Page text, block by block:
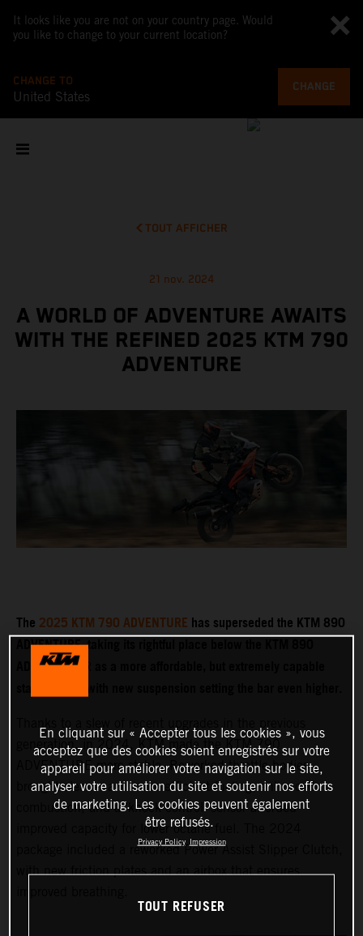
It looks like you are not on your country page. Would
you like to change to your current location?
CHANGE TO
United States
CHANGE
TOUT AFFICHER
21 nov. 2024
A WORLD OF ADVENTURE AWAITS
WITH THE REFINED 2025 KTM 790
ADVENTURE
The2025 KTM 790 ADVENTUREhas superseded the KTM 890
ADVENTURE, taking its rightful place below the KTM 890
ADVENTURE R as a more affordable, but extremely capable
generation, in 2024, KTM made the KTM 790
ADVENTURE more stable. Reworked throttle bodies
brought cleaner and more efficient fueling, enhanced
combustion, and a ‘knock control’ sensor afforded
improved capacity for lower octane fuel. The 2024
package included a reworked Power Assist Slipper Clutch,
with new friction plates and an airbox that ensures
En cliquant sur « Accepter tous les cookies », vous
acceptez que des cookies soient enregistrés sur votre
appareil pour améliorer votre navigation sur le site,
analyser votre utilisation du site et soutenir nos efforts
de marketing. Les cookies peuvent également
être refusés.
Privacy Policy Impression
TOUT REFUSER